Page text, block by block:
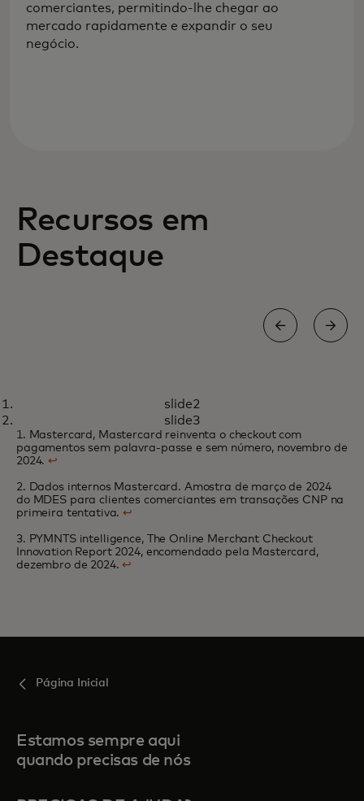
comerciantes, permitindo-lhe chegar ao
mercado rapidamente e expandir o seu
negócio.
Recursos em
Destaque
Comerciantes online recorrem a
tecnologias de um só clique para
proporcionar uma experiência de
finalização de compra integrada
opens in a new tab
slide2
slide3
1. Mastercard, Mastercard reinventa o checkout com
pagamentos sem palavra-passe e sem número, novembro de
2024.↩
2. Dados internos Mastercard. Amostra de março de 2024
do MDES para clientes comerciantes em transações CNP na
primeira tentativa.↩
3. PYMNTS intelligence, The Online Merchant Checkout
Innovation Report 2024, encomendado pela Mastercard,
dezembro de 2024.↩
Página Inicial
Estamos sempre aqui
quando precisas de nós